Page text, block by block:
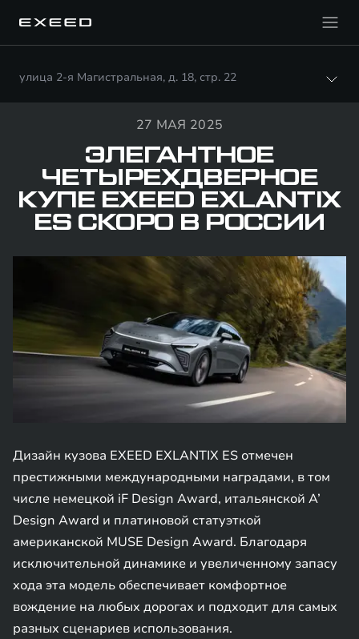
улица 2-я Магистральная, д. 18, стр. 22
27 МАЯ 2025
ЭЛЕГАНТНОЕ
ЧЕТЫРЕХДВЕРНОЕ
КУПЕ EXEED EXLANTIX
ES СКОРО В РОССИИ
Дизайн кузова EXEED EXLANTIX ES отмечен
престижными международными наградами, в том
числе немецкой iF Design Award, итальянской A’
Design Award и платиновой статуэткой
американской MUSE Design Award. Благодаря
исключительной динамике и увеличенному запасу
хода эта модель обеспечивает комфортное
вождение на любых дорогах и подходит для самых
разных сценариев использования.